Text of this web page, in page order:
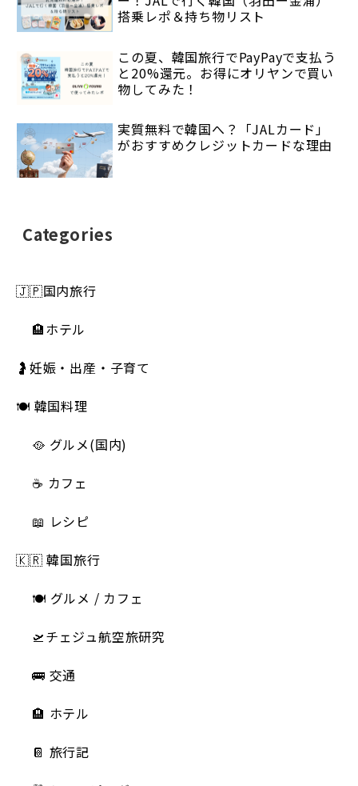
搭乗レポ＆持ち物リスト
この夏、韓国旅行でPayPayで支払う
と20%還元。お得にオリヤンで買い
物してみた！
実質無料で韓国へ？「JALカード」
がおすすめクレジットカードな理由
Categories
🇯🇵国内旅行
🏨ホテル
🤰妊娠・出産・子育て
🍽 韓国料理
🥘 グルメ(国内)
☕️ カフェ
📖 レシピ
🇰🇷 韓国旅行
🍽 グルメ / カフェ
🛫チェジュ航空旅研究
🚌 交通
🏨 ホテル
📔 旅行記